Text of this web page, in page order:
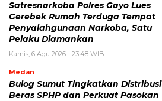
Satresnarkoba Polres Gayo Lues
Gerebek Rumah Terduga Tempat
Penyalahgunaan Narkoba, Satu
Pelaku Diamankan
Kamis, 6 Agu 2026 - 23:48 WIB
Medan
Bulog Sumut Tingkatkan Distribusi
Beras SPHP dan Perkuat Pasokan